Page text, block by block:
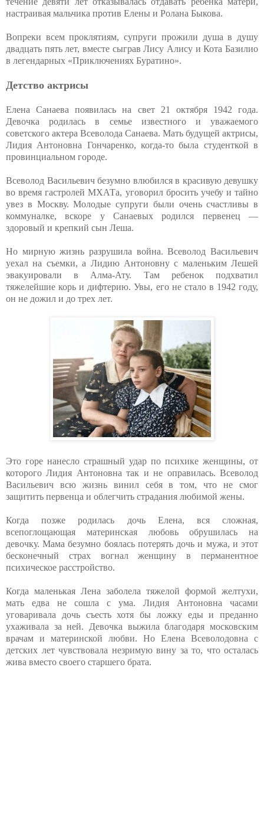
настраивая мальчика против Елены и Ролана Быкова.
Вопреки всем проклятиям, супруги прожили душа в душу
двадцать пять лет, вместе сыграв Лису Алису и Кота Базилио
в легендарных «Приключениях Буратино».
Детство актрисы
Елена Санаева появилась на свет 21 октября 1942 года.
Девочка родилась в семье известного и уважаемого
советского актера Всеволода Санаева. Мать будущей актрисы,
Лидия Антоновна Гончаренко, когда-то была студенткой в
провинциальном городе.
Всеволод Васильевич безумно влюбился в красивую девушку
во время гастролей МХАТа, уговорил бросить учебу и тайно
увез в Москву. Молодые супруги были очень счастливы в
коммуналке, вскоре у Санаевых родился первенец —
здоровый и крепкий сын Леша.
Но мирную жизнь разрушила война. Всеволод Васильевич
уехал на съемки, а Лидию Антоновну с маленьким Лешей
эвакуировали в Алма-Ату. Там ребенок подхватил
тяжелейшие корь и дифтерию. Увы, его не стало в 1942 году,
он не дожил и до трех лет.
Это горе нанесло страшный удар по психике женщины, от
которого Лидия Антоновна так и не оправилась. Всеволод
Васильевич всю жизнь винил себя в том, что не смог
защитить первенца и облегчить страдания любимой жены.
Когда позже родилась дочь Елена, вся сложная,
всепоглощающая материнская любовь обрушилась на
девочку. Мама безумно боялась потерять дочь и мужа, и этот
бесконечный страх вогнал женщину в перманентное
психическое расстройство.
Когда маленькая Лена заболела тяжелой формой желтухи,
мать едва не сошла с ума. Лидия Антоновна часами
уговаривала дочь съесть хотя бы ложку еды и преданно
ухаживала за ней. Девочка выжила благодаря московским
врачам и материнской любви. Но Елена Всеволодовна с
детских лет чувствовала незримую вину за то, что осталась
жива вместо своего старшего брата.